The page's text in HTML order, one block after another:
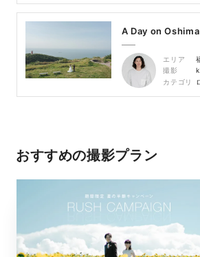
A Day on Oshima
エリア
撮影
カテゴリ
おすすめの撮影プラン